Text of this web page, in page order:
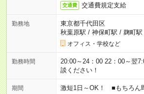
交通費 交通費規定支給
勤務地
東京都千代田区
秋葉原駅 / 神保町駅 / 麹町駅
オフィス・学校など
勤務時間
20:00～24：00 22：00～翌
談ください！
期間 激短1日～OK！ ■もちろん